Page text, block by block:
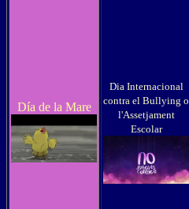
Día de la Mare
Dia Internacional
contra el Bullying o
l'Assetjament
Escolar